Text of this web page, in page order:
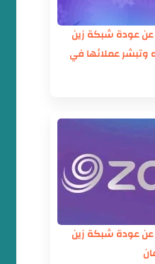
عودة شبكة زين
وتبشر عملائها في
عودة شبكة زين